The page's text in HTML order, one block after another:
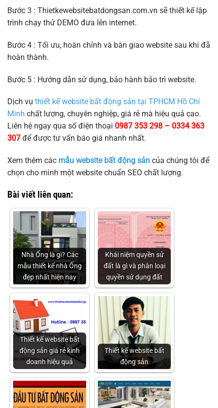
Bước 3 : Thietkewebsitebatdongsan.com.vn sẽ thiết kế lập
trình chạy thử DEMO đưa lên internet.
Bước 4 : Tối ưu, hoàn chỉnh và bàn giao website sau khi đã
hoàn thành.
Bước 5 : Hướng dẫn sử dụng, bảo hành bảo trì website.
Dịch vụ thiết kế website bất động sản tại TPHCM Hồ Chí
Minh chất lượng, chuyên nghiệp, giá rẻ mà hiệu quả cao.
Liên hệ ngay qua số điện thoại 0987 353 298 – 0334 363
307 để được tư vấn báo giá nhanh nhất.
Xem thêm các mẫu website bất động sản của chúng tôi để
chọn cho mình một website chuẩn SEO chất lượng.
Bài viết liên quan:
Nhà Ống là gì? Các
mẫu thiết kế nhà Ống
đẹp nhất hiện nay
Khái niệm quyền sử
đất là gì và phân loại
quyền sử dụng đất
Thiết kế website bất
động sản giá rẻ kinh
doanh hiệu quả
Thiết kế website bất
động sản